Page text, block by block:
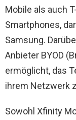
Mobile als auch
Smartphones,
Samsung.
Anbieter BYOD
ermöglicht, das
ihrem Netzwerk
Sowohl Xfinity